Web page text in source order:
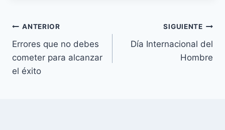
Navegación
de
entradas
ANTERIOR
Errores que no debes
cometer para alcanzar
el éxito
SIGUIENTE
Día Internacional del
Hombre